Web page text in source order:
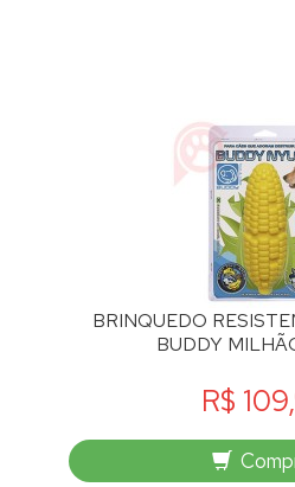
BRINQUEDO
BUDDY
R$